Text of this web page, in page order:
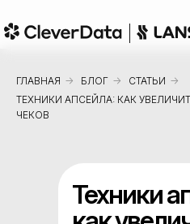
ГЛАВНАЯ → БЛОГ → СТАТЬИ →
ТЕХНИКИ АПСЕЙЛА: КАК
ЧЕКОВ
Техники